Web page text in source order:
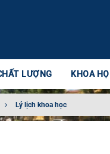
LƯỢNG KHOA
Lý lịch khoa học